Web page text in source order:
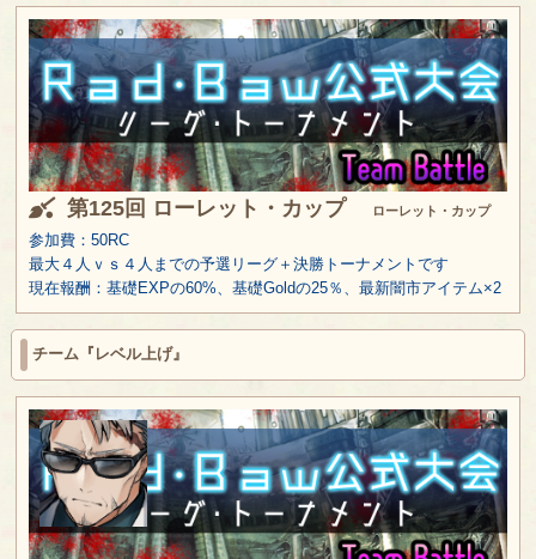
第125回 ローレット・カップ ローレット・カップ
参加費：50RC
最大４人ｖｓ４人までの予選リーグ＋決勝トーナメントです
現在報酬：基礎EXPの60%、基礎Goldの25％、最新闇市アイテム×2
チーム『レベル上げ』